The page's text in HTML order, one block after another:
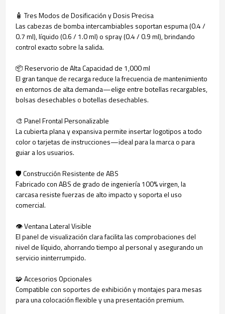
🧴 Tres Modos de Dosificación y Dosis Precisa
Las cabezas de bomba intercambiables soportan espuma (0.4 /
0.7 ml), líquido (0.6 / 1.0 ml) o spray (0.4 / 0.9 ml), brindando
control exacto sobre la salida.
📦 Reservorio de Alta Capacidad de 1,000 ml
El gran tanque de recarga reduce la frecuencia de mantenimiento
en entornos de alta demanda—elige entre botellas recargables,
bolsas desechables o botellas desechables.
🎨 Panel Frontal Personalizable
La cubierta plana y expansiva permite insertar logotipos a todo
color o tarjetas de instrucciones—ideal para la marca o para
guiar a los usuarios.
🛡️ Construcción Resistente de ABS
Fabricado con ABS de grado de ingeniería 100% virgen, la
carcasa resiste fuerzas de alto impacto y soporta el uso
comercial.
👁️ Ventana Lateral Visible
El panel de visualización clara facilita las comprobaciones del
nivel de líquido, ahorrando tiempo al personal y asegurando un
servicio ininterrumpido.
🧩 Accesorios Opcionales
Compatible con soportes de exhibición y montajes para mesas
para una colocación flexible y una presentación premium.